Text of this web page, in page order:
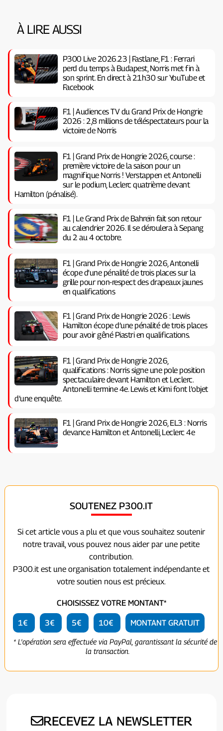
À LIRE AUSSI
P300 Live 2026.23 | Fastlane, F1 : Ferrari
perd du temps à Budapest, Norris met fin à
son sprint. En direct à 21h30 sur YouTube et
Facebook
F1 | Audiences TV du Grand Prix de Hongrie
2026 : 2,8 millions de téléspectateurs pour la
victoire de Norris
F1 | Grand Prix de Hongrie 2026, course :
première victoire de la saison pour un
magnifique Norris ! Verstappen et Antonelli
sur le podium, Leclerc quatrième devant
Hamilton (pénalisé).
F1 | Le Grand Prix de Bahreïn fait son retour
au calendrier 2026. Il se déroulera à Sepang
du 2 au 4 octobre.
F1 | Grand Prix de Hongrie 2026, Antonelli
écope d'une pénalité de trois places sur la
grille pour non-respect des drapeaux jaunes
en qualifications
F1 | Grand Prix de Hongrie 2026 : Lewis
Hamilton écope d’une pénalité de trois places
pour avoir gêné Piastri en qualifications.
F1 | Grand Prix de Hongrie 2026,
qualifications : Norris signe une pole position
spectaculaire devant Hamilton et Leclerc.
Antonelli termine 4e. Lewis et Kimi font l’objet
d’une enquête.
F1 | Grand Prix de Hongrie 2026, EL3 : Norris
devance Hamilton et Antonelli, Leclerc 4e
SOUTENEZ P300.IT
Si cet article vous a plu et que vous souhaitez soutenir
notre travail, vous pouvez nous aider par une petite
contribution.
P300.it est une organisation totalement indépendante et
votre soutien nous est précieux.
CHOISISSEZ VOTRE MONTANT*
1€ 3€ 5€ 10€ MONTANT GRATUIT
* L'opération sera effectuée via PayPal, garantissant la sécurité de
la transaction.
RECEVEZ LA NEWSLETTER